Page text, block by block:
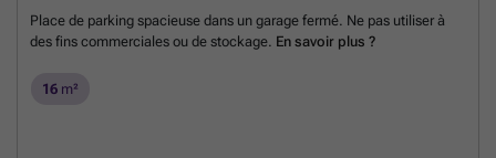
Place de parking spacieuse dans un garage fermé. Ne pas utiliser à
des fins commerciales ou de stockage. En savoir plus ?
16 m²